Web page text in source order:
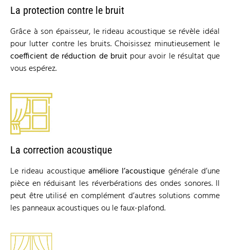
La protection contre le bruit
Grâce à son épaisseur, le rideau acoustique se révèle idéal
pour lutter contre les bruits. Choisissez minutieusement le
coefficient de réduction de bruitpour avoir le résultat que
vous espérez.
La correction acoustique
Le rideau acoustique améliore l’acoustique générale d’une
pièce en réduisant les réverbérations des ondes sonores. Il
peut être utilisé en complément d’autres solutions comme
les panneaux acoustiques ou le faux-plafond.